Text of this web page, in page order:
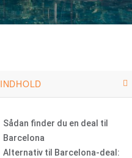
INDHOLD
Sådan finder du en deal til
Barcelona
Alternativ til Barcelona-deal: